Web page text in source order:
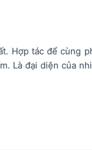
Hợp tác để cùng
Là đại diện của